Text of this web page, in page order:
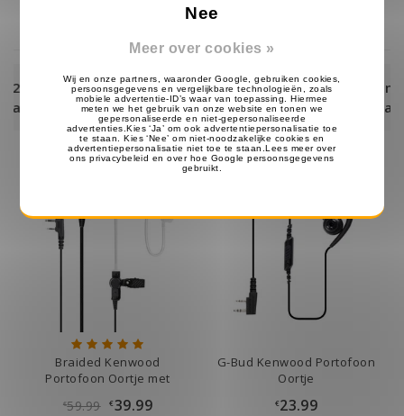
Eerst ontvangen, dan achteraf
met Klarna!
Braided Kenwood
Portofoon Oortje met
€59.99 €39.99
G-Bud Kenwood Portofoon
Oortje
€23.99
Nee
Meer over cookies »